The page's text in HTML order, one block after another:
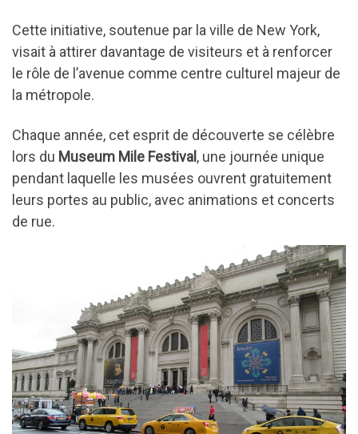
Cette initiative, soutenue par la ville de New York,
visait à attirer davantage de visiteurs et à renforcer
le rôle de l’avenue comme centre culturel majeur de
la métropole.
Chaque année, cet esprit de découverte se célèbre
lors du Museum Mile Festival, une journée unique
pendant laquelle les musées ouvrent gratuitement
leurs portes au public, avec animations et concerts
de rue.